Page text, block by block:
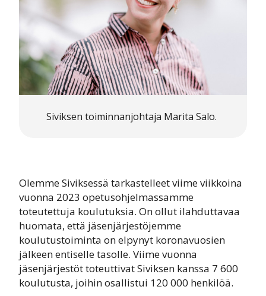
Siviksen toiminnanjohtaja Marita Salo.
Olemme Siviksessä tarkastelleet viime viikkoina
vuonna 2023 opetusohjelmassamme
toteutettuja koulutuksia. On ollut ilahduttavaa
huomata, että jäsenjärjestöjemme
koulutustoiminta on elpynyt koronavuosien
jälkeen entiselle tasolle. Viime vuonna
jäsenjärjestöt toteuttivat Siviksen kanssa 7 600
koulutusta, joihin osallistui 120 000 henkilöä.